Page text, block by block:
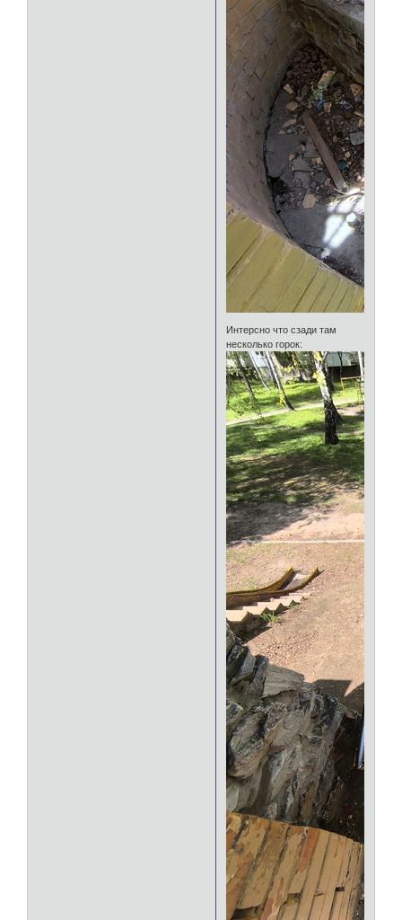
Интерсно что сзади там
несколько горок: